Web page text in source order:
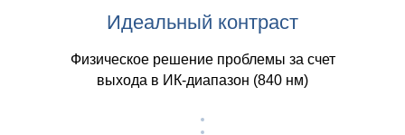
Идеальный контраст
Физическое решение проблемы за счет
выхода в ИК-диапазон (840 нм)